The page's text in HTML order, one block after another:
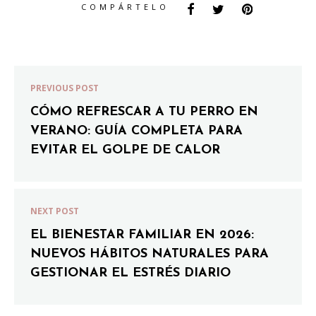
COMPÁRTELO
PREVIOUS POST
CÓMO REFRESCAR A TU PERRO EN
VERANO: GUÍA COMPLETA PARA
EVITAR EL GOLPE DE CALOR
NEXT POST
EL BIENESTAR FAMILIAR EN 2026:
NUEVOS HÁBITOS NATURALES PARA
GESTIONAR EL ESTRÉS DIARIO